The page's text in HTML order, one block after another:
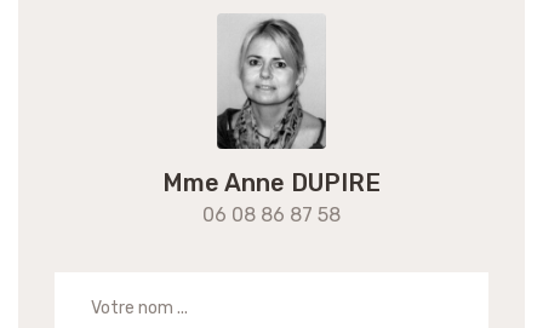
Mme Anne DUPIRE
06 08 86 87 58